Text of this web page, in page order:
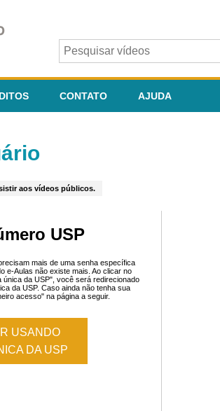
CONTATO AJUDA
aos vídeos públicos.
USP
mais de uma senha específica
e-Aulas não existe mais. Ao clicar no
da USP", você será redirecionado
da USP. Caso ainda não tenha sua
acesso" na página a seguir.
USANDO
DA USP